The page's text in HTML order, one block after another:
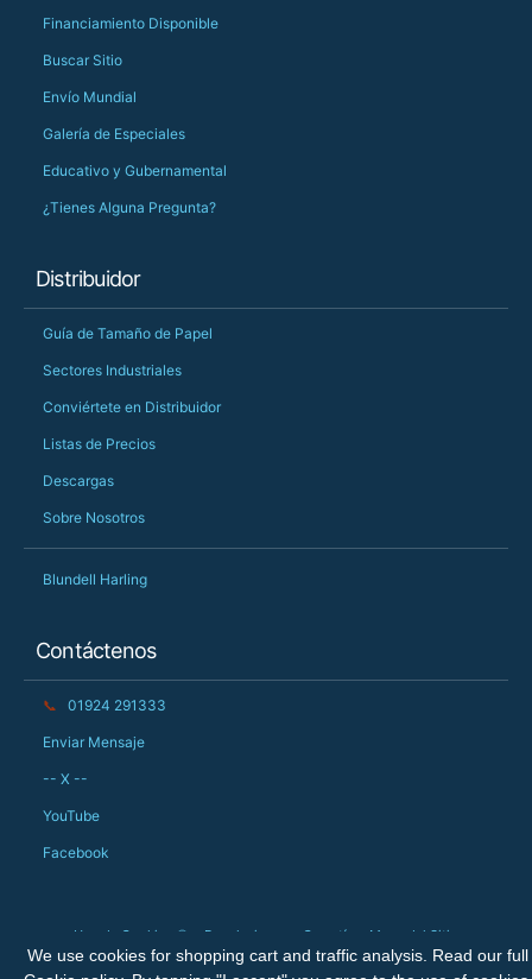
We use cookies for shopping cart and traffic analysis. Read our full
Financiamiento Disponible
Buscar Sitio
Envío Mundial
Galería de Especiales
Educativo y Gubernamental
¿Tienes Alguna Pregunta?
Distribuidor
Guía de Tamaño de Papel
Sectores Industriales
Conviértete en Distribuidor
Listas de Precios
Descargas
Sobre Nosotros
Blundell Harling
Contáctenos
📞 01924 291333
Enviar Mensaje
-- X --
YouTube
Facebook
Uso de Cookies 🍪 Devoluciones Garantía
Mapa del Sitio
Derechos de Autor © 2026 The Big Orchard Ltd. Todos los derechos reservados.